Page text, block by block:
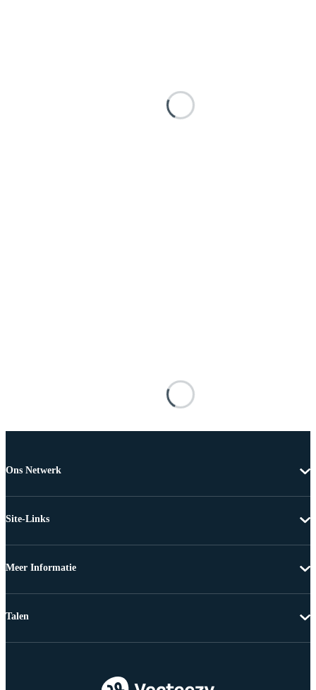
Ons Netwerk
Site-Links
Meer Informatie
Talen